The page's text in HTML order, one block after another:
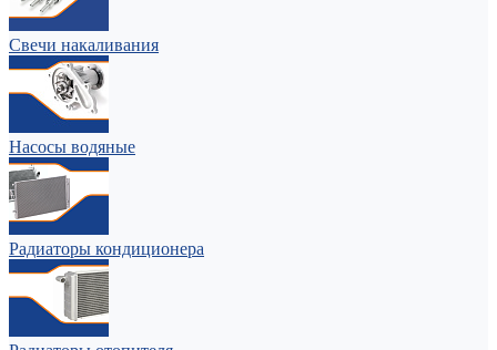
Свечи накаливания
Насосы водяные
Радиаторы кондиционера